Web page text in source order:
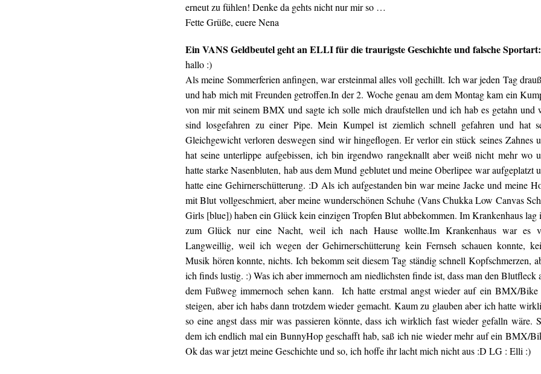
erneut zu fühlen! Denke da gehts nicht nur mir so …
Fette Grüße, euere Nena
Ein VANS Geldbeutel geht an ELLI für die traurigste Geschichte und falsche Sportart:
hallo :)
Als meine Sommerferien anfingen, war ersteinmal alles voll gechillt. Ich war jeden Tag
und hab mich mit Freunden getroffen.In der 2. Woche genau am dem Montag kam ein
von mir mit seinem BMX und sagte ich solle mich draufstellen und ich hab es getahn und
sind losgefahren zu einer Pipe. Mein Kumpel ist ziemlich schnell gefahren und hat
Gleichgewicht verloren deswegen sind wir hingeflogen. Er verlor ein stück seines Zahnes
hat seine unterlippe aufgebissen, ich bin irgendwo rangeknallt aber weiß nicht mehr wo
hatte starke Nasenbluten, hab aus dem Mund geblutet und meine Oberlipee war aufgeplatzt
hatte eine Gehirnerschütterung. :D Als ich aufgestanden bin war meine Jacke und meine
mit Blut vollgeschmiert, aber meine wunderschönen Schuhe (Vans Chukka Low Canvas
Girls [blue]) haben ein Glück kein einzigen Tropfen Blut abbekommen. Im Krankenhaus lag
zum Glück nur eine Nacht, weil ich nach Hause wollte.Im Krankenhaus war es
Langweillig, weil ich wegen der Gehirnerschütterung kein Fernseh schauen konnte,
Musik hören konnte, nichts. Ich bekomm seit diesem Tag ständig schnell Kopfschmerzen,
ich finds lustig. :) Was ich aber immernoch am niedlichsten finde ist, dass man den Blutfleck
dem Fußweg immernoch sehen kann. Ich hatte erstmal angst wieder auf ein BMX/Bike
steigen, aber ich habs dann trotzdem wieder gemacht. Kaum zu glauben aber ich hatte
so eine angst dass mir was passieren könnte, dass ich wirklich fast wieder gefalln wäre.
dem ich endlich mal ein BunnyHop geschafft hab, saß ich nie wieder mehr auf ein BMX/
Ok das war jetzt meine Geschichte und so, ich hoffe ihr lacht mich nicht aus :D LG : Elli :)